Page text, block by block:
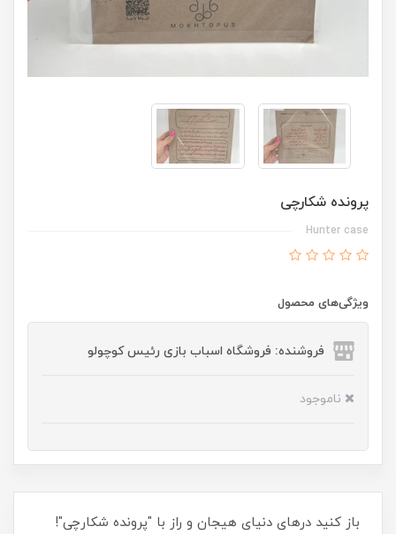
پرونده شکارچی
Hunter case
ویژگی‌های محصول
فروشنده: فروشگاه اسباب بازی رئیس کوچولو
ناموجود
باز کنید درهای دنیای هیجان و راز با "پرونده شکارچی"!